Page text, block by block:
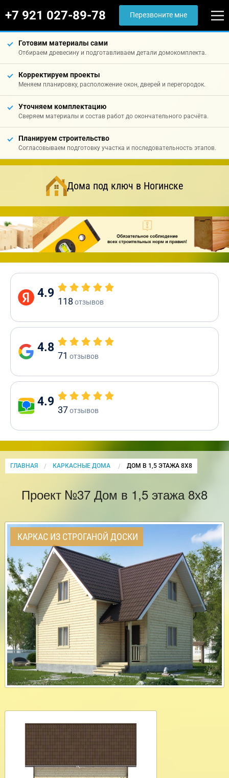
+7 921 027-89-78 Перезвоните мне
Готовим материалы сами
Отбираем древесину и подготавливаем детали домокомплекта.
Корректируем проекты
Меняем планировку, расположение окон, дверей и перегородок.
Уточняем комплектацию
Сверяем материалы и состав работ до окончательного расчёта.
Планируем строительство
Согласовываем подготовку участка и последовательность этапов.
Дома под ключ в Ногинске
4.9
118 отзывов
4.8
71 отзывов
4.9
37отзывов
ГЛАВНАЯ КАРКАСНЫЕ ДОМА CURRENT:
ДОМ В 1,5 ЭТАЖА 8Х8
Проект №37 Дом в 1,5 этажа 8х8
КАРКАС ИЗ СТРОГАНОЙ ДОСКИ